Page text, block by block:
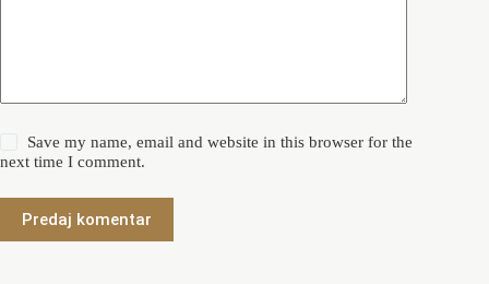
Save my name, email and website in this browser for the
next time I comment.
Predaj komentar